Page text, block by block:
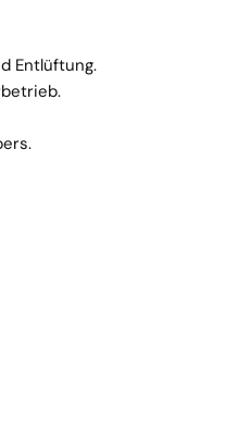
Entlüftung.